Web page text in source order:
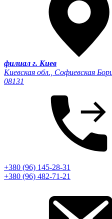
филиал г. Киев
Киевская обл., Софиевская
08131
+380 (96) 145-28-31
+380 (96) 482-71-21